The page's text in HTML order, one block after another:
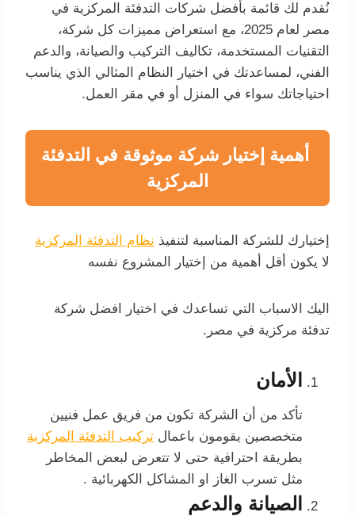
نُقدم لك قائمة بأفضل شركات التدفئة المركزية في
مصر لعام 2025، مع استعراض مميزات كل شركة،
التقنيات المستخدمة، تكاليف التركيب والصيانة، والدعم
الفني، لمساعدتك في اختيار النظام المثالي الذي يناسب
احتياجاتك سواء في المنزل أو في مقر العمل.
أهمية إختيار شركة موثوقة في التدفئة
المركزية
إختيارك للشركة المناسبة لتنفيذ نظام التدفئة المركزية
لا يكون أقل أهمية من إختيار المشروع نفسه
اليك الاسباب التي تساعدك في اختيار افضل شركة
تدفئة مركزية في مصر.
الأمان
تأكد من أن الشركة تكون من فريق عمل فنيين
متخصصين يقومون باعمال تركيب التدفئة المركزية
بطريقة احترافية حتى لا تتعرض لبعض المخاطر
مثل تسرب الغاز او المشاكل الكهربائية .
الصيانة والدعم